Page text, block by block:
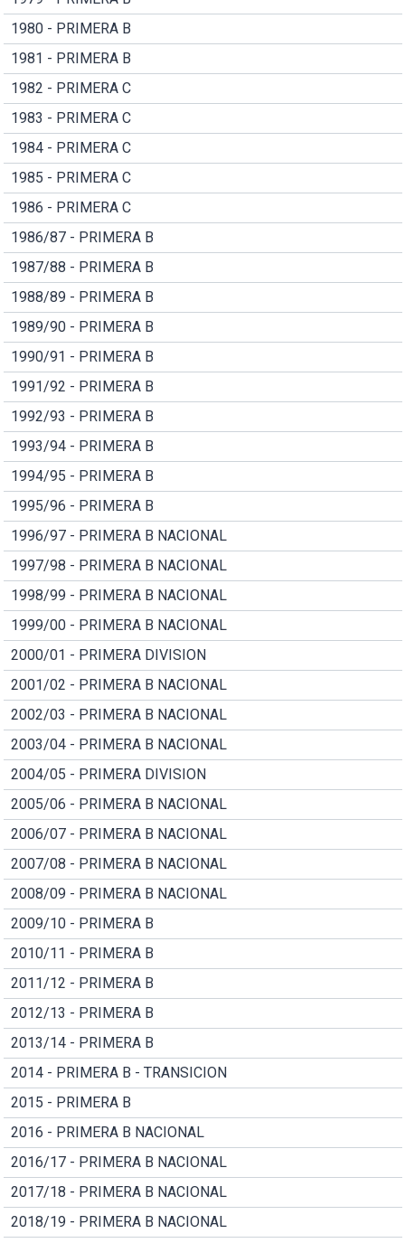
1980 - PRIMERA B
1981 - PRIMERA B
1982 - PRIMERA C
1983 - PRIMERA C
1984 - PRIMERA C
1985 - PRIMERA C
1986 - PRIMERA C
1986/87 - PRIMERA B
1987/88 - PRIMERA B
1988/89 - PRIMERA B
1989/90 - PRIMERA B
1990/91 - PRIMERA B
1991/92 - PRIMERA B
1992/93 - PRIMERA B
1993/94 - PRIMERA B
1994/95 - PRIMERA B
1995/96 - PRIMERA B
1996/97 - PRIMERA B NACIONAL
1997/98 - PRIMERA B NACIONAL
1998/99 - PRIMERA B NACIONAL
1999/00 - PRIMERA B NACIONAL
2000/01 - PRIMERA DIVISION
2001/02 - PRIMERA B NACIONAL
2002/03 - PRIMERA B NACIONAL
2003/04 - PRIMERA B NACIONAL
2004/05 - PRIMERA DIVISION
2005/06 - PRIMERA B NACIONAL
2006/07 - PRIMERA B NACIONAL
2007/08 - PRIMERA B NACIONAL
2008/09 - PRIMERA B NACIONAL
2009/10 - PRIMERA B
2010/11 - PRIMERA B
2011/12 - PRIMERA B
2012/13 - PRIMERA B
2013/14 - PRIMERA B
2014 - PRIMERA B - TRANSICION
2015 - PRIMERA B
2016 - PRIMERA B NACIONAL
2016/17 - PRIMERA B NACIONAL
2017/18 - PRIMERA B NACIONAL
2018/19 - PRIMERA B NACIONAL